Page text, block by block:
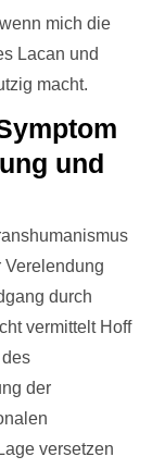
mich die
Lacan und
macht.
und
Verelendung
durch
vermittelt Hoff
der
versetzen